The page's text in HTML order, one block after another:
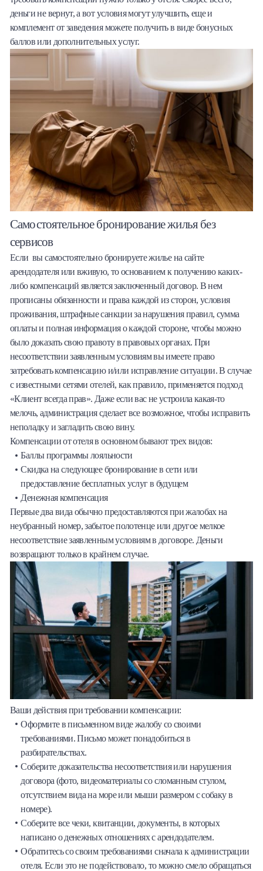
деньги не вернут, а вот условия могут улучшить, еще и
комплемент от заведения можете получить в виде бонусных
баллов или дополнительных услуг.
Самостоятельное бронирование жилья без
сервисов
Если вы самостоятельно бронируете жилье на сайте
арендодателя или вживую, то основанием к получению каких-
либо компенсаций является заключенный договор. В нем
прописаны обязанности и права каждой из сторон, условия
проживания, штрафные санкции за нарушения правил, сумма
оплаты и полная информация о каждой стороне, чтобы можно
было доказать свою правоту в правовых органах. При
несоответствии заявленным условиям вы имеете право
затребовать компенсацию и/или исправление ситуации. В случае
с известными сетями отелей, как правило, применяется подход
«Клиент всегда прав». Даже если вас не устроила какая-то
мелочь, администрация сделает все возможное, чтобы исправить
неполадку и загладить свою вину.
Компенсации от отеля в основном бывают трех видов:
Баллы программы лояльности
Скидка на следующее бронирование в сети или
предоставление бесплатных услуг в будущем
Денежная компенсация
Первые два вида обычно предоставляются при жалобах на
неубранный номер, забытое полотенце или другое мелкое
несоответствие заявленным условиям в договоре. Деньги
возвращают только в крайнем случае.
Ваши действия при требовании компенсации:
Оформите в письменном виде жалобу со своими
требованиями. Письмо может понадобиться в
разбирательствах.
Соберите доказательства несоответствия или нарушения
договора (фото, видеоматериалы со сломанным стулом,
отсутствием вида на море или мыши размером с собаку в
номере).
Соберите все чеки, квитанции, документы, в которых
написано о денежных отношениях с арендодателем.
Обратитесь со своим требованиями сначала к администрации
отеля. Если это не подействовало, то можно смело обращаться